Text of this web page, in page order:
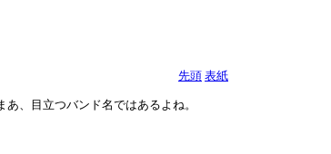
先頭 表紙
、目立つバンド名ではあるよね。